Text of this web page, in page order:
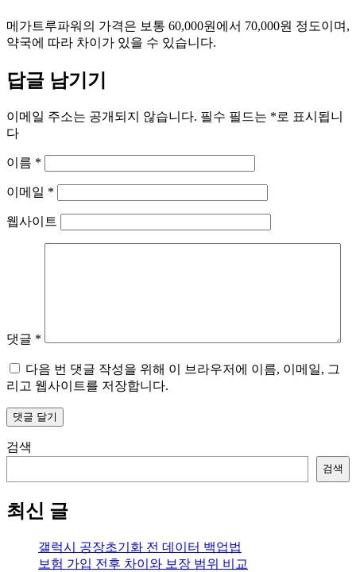
메가트루파워의 가격은 보통 60,000원에서 70,000원 정도이며,
약국에 따라 차이가 있을 수 있습니다.
답글 남기기
이메일 주소는 공개되지 않습니다. 필수 필드는 *로 표시됩니
다
이름 *
이메일 *
웹사이트
댓글 *
다음 번 댓글 작성을 위해 이 브라우저에 이름, 이메일, 그
리고 웹사이트를 저장합니다.
검색
검색
최신 글
갤럭시 공장초기화 전 데이터 백업법
보험 가입 전후 차이와 보장 범위 비교